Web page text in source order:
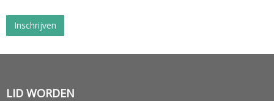
Inschrijven
LID WORDEN